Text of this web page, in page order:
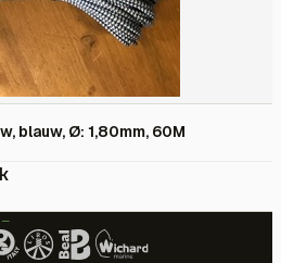
blauw, Ø: 1,80mm, 60M